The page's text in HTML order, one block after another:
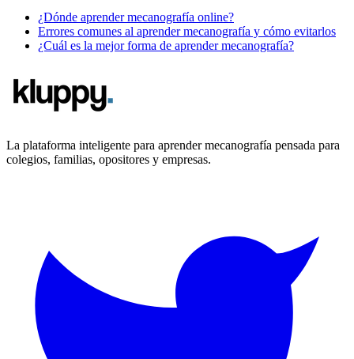
¿Dónde aprender mecanografía online?
Errores comunes al aprender mecanografía y cómo evitarlos
¿Cuál es la mejor forma de aprender mecanografía?
La plataforma inteligente para aprender mecanografía pensada para
colegios, familias, opositores y empresas.